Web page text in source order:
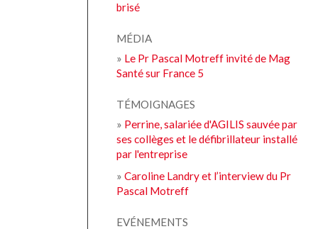
brisé
MÉDIA
» Le Pr Pascal Motreff invité de Mag
Santé sur France 5
TÉMOIGNAGES
» Perrine, salariée d'AGILIS sauvée par
ses collèges et le défibrillateur installé
par l'entreprise
»Caroline Landry et l’interview du Pr
Pascal Motreff
EVÉNEMENTS